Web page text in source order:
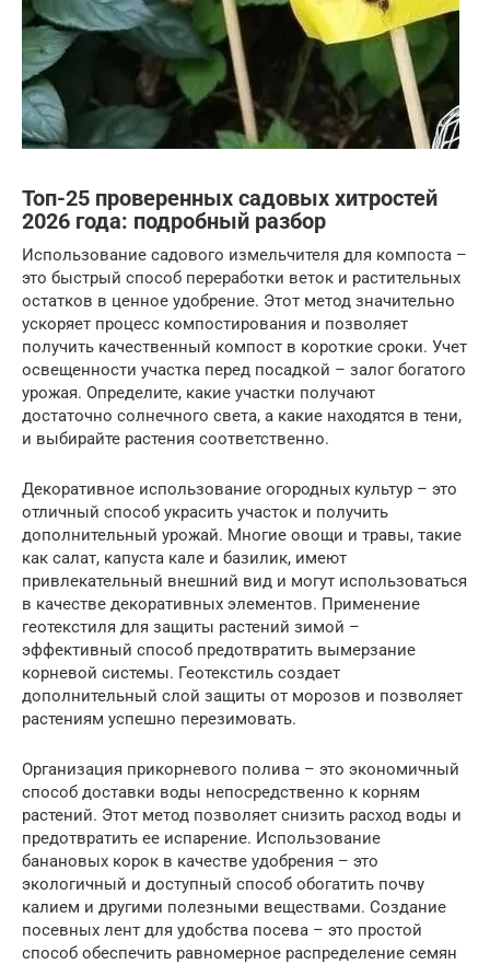
Топ-25 проверенных садовых хитростей
2026 года: подробный разбор
Использование садового измельчителя для компоста –
это быстрый способ переработки веток и растительных
остатков в ценное удобрение. Этот метод значительно
ускоряет процесс компостирования и позволяет
получить качественный компост в короткие сроки. Учет
освещенности участка перед посадкой – залог богатого
урожая. Определите, какие участки получают
достаточно солнечного света, а какие находятся в тени,
и выбирайте растения соответственно.
Декоративное использование огородных культур – это
отличный способ украсить участок и получить
дополнительный урожай. Многие овощи и травы, такие
как салат, капуста кале и базилик, имеют
привлекательный внешний вид и могут использоваться
в качестве декоративных элементов. Применение
геотекстиля для защиты растений зимой –
эффективный способ предотвратить вымерзание
корневой системы. Геотекстиль создает
дополнительный слой защиты от морозов и позволяет
растениям успешно перезимовать.
Организация прикорневого полива – это экономичный
способ доставки воды непосредственно к корням
растений. Этот метод позволяет снизить расход воды и
предотвратить ее испарение. Использование
банановых корок в качестве удобрения – это
экологичный и доступный способ обогатить почву
калием и другими полезными веществами. Создание
посевных лент для удобства посева – это простой
способ обеспечить равномерное распределение семян